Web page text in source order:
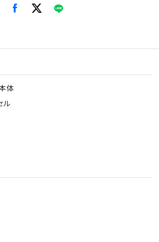
体
ル